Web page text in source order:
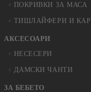
ПОКРИВКИ ЗА МАСА
ТИШЛАЙФЕРИ И
АКСЕСОАРИ
НЕСЕСЕРИ
ДАМСКИ ЧАНТИ
ЗА БЕБЕТО